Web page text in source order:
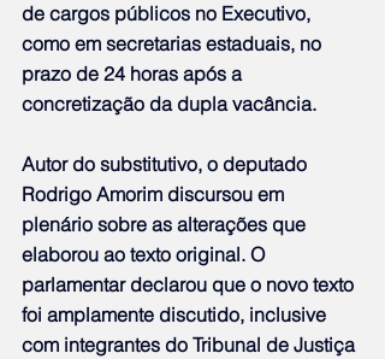
de cargos públicos no Executivo,
como em secretarias estaduais, no
prazo de 24 horas após a
concretização da dupla vacância.
Autor do substitutivo, o deputado
Rodrigo Amorim discursou em
plenário sobre as alterações que
elaborou ao texto original. O
parlamentar declarou que o novo texto
foi amplamente discutido, inclusive
com integrantes do Tribunal de Justiça